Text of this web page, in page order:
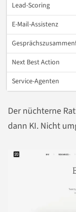
Lead-Scoring
E-Mail-Assistenz
Next Best Action
Service-Agenten
Der nüchterne
dann KI. Nicht